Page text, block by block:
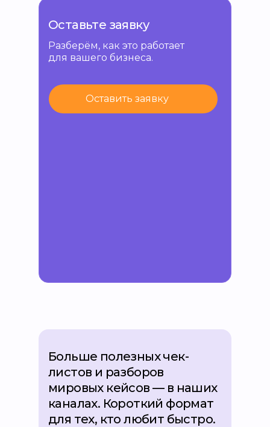
Оставить заявку
Оставьте заявку
Разберём, как это работает
для вашего бизнеса.
Больше полезных чек-
листов и разборов
мировых кейсов — в наших
каналах. Короткий формат
для тех, кто любит быстро.